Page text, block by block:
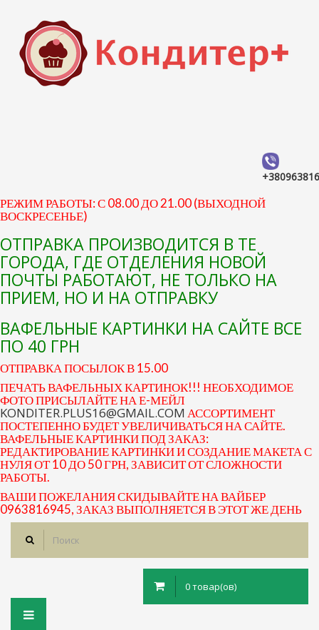
РЕЖИМ РАБОТЫ: С 08.00 ДО 21.00 (ВЫХОДНОЙ
ВОСКРЕСЕНЬЕ)
ОТПРАВКА ПРОИЗВОДИТСЯ В ТЕ
ГОРОДА, ГДЕ ОТДЕЛЕНИЯ НОВОЙ
ПОЧТЫ РАБОТАЮТ, НЕ ТОЛЬКО НА
ПРИЕМ, НО И НА ОТПРАВКУ
ВАФЕЛЬНЫЕ КАРТИНКИ НА САЙТЕ ВСЕ
ПО 40 ГРН
ОТПРАВКА ПОСЫЛОК В 15.00
ПЕЧАТЬ ВАФЕЛЬНЫХ КАРТИНОК!!! НЕОБХОДИМОЕ
ФОТО ПРИСЫЛАЙТЕ НА Е-МЕЙЛ
KONDITER.PLUS16@GMAIL.COM АССОРТИМЕНТ
ПОСТЕПЕННО БУДЕТ УВЕЛИЧИВАТЬСЯ НА САЙТЕ.
ВАФЕЛЬНЫЕ КАРТИНКИ ПОД ЗАКАЗ:
РЕДАКТИРОВАНИЕ КАРТИНКИ И СОЗДАНИЕ МАКЕТА С
НУЛЯ ОТ 10 ДО 50 ГРН, ЗАВИСИТ ОТ СЛОЖНОСТИ
РАБОТЫ.
ВАШИ ПОЖЕЛАНИЯ СКИДЫВАЙТЕ НА ВАЙБЕР
0963816945, ЗАКАЗ ВЫПОЛНЯЕТСЯ В ЭТОТ ЖЕ ДЕНЬ
0 товар(ов)
Toggle